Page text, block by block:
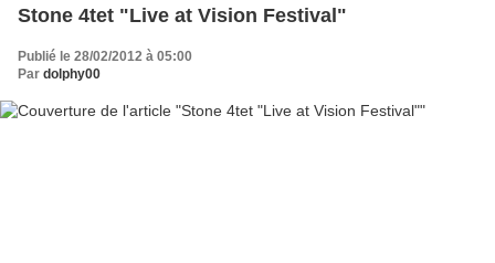
Stone 4tet "Live at Vision Festival"
Publié le 28/02/2012 à 05:00
Par dolphy00